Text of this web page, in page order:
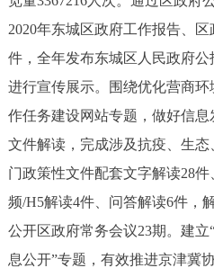
ITALIANO
2020年东城区政府工作报告、
件，全年发布东城区人民政府
进行宣传展示。围绕优化营商
作任务建设网站专题，做好信
文件解读，完成涉及抗疫、生
门政策性文件配套文字解读28
频/H5解读4件、问答解读6件，
公开区政府常务会议23期。建
息公开”专题，有效推进京津冀